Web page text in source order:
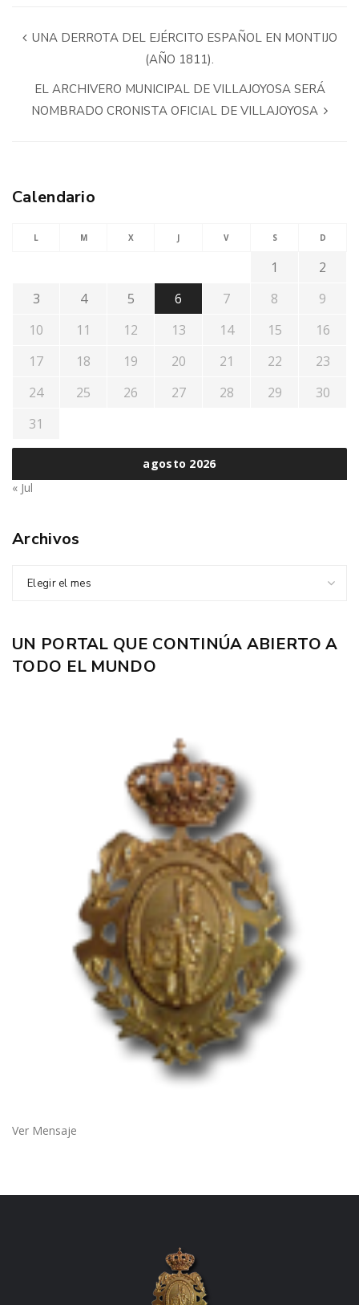
UNA DERROTA DEL EJÉRCITO ESPAÑOL EN MONTIJO
(AÑO 1811).
EL ARCHIVERO MUNICIPAL DE VILLAJOYOSA SERÁ
NOMBRADO CRONISTA OFICIAL DE VILLAJOYOSA
Calendario
agosto 2026
L M X J V S D
1
2
3
4 5 6 7 8
9
10
11 12 13 14 15
16
17
18 19 20 21 22
23
24
25 26 27 28 29
30
31
« Jul
Archivos
Elegir el mes
UN PORTAL QUE CONTINÚA ABIERTO A
TODO EL MUNDO
Ver Mensaje